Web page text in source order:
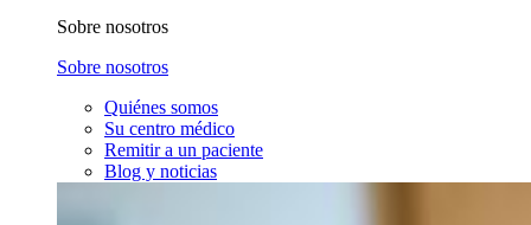
Sobre nosotros
Sobre nosotros
Quiénes somos
Su centro médico
Remitir a un paciente
Blog y noticias